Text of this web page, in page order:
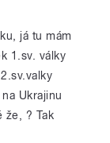
já tu mám
1.sv. války
Ukrajinu
že, ? Tak